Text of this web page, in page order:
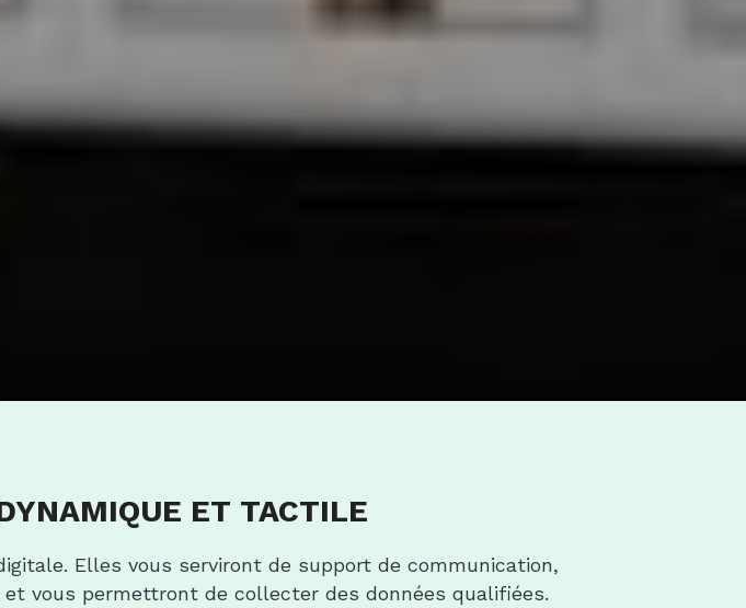
ET TACTILE
Elles vous serviront de support de communication,
vous permettront de collecter des données qualifiées.